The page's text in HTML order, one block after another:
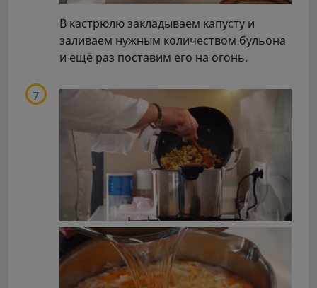
В кастрюлю закладываем капусту и
заливаем нужным количеством бульона
и ещё раз поставим его на огонь.